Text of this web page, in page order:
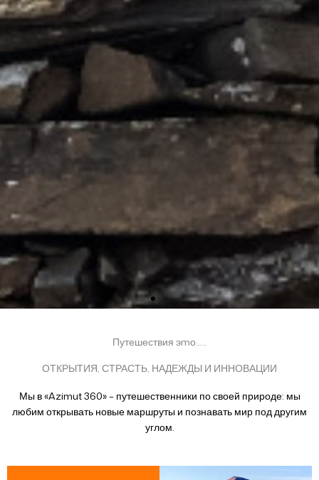
Путешествия эmо.....
ОТКРЫТИЯ, СТРАСТЬ, НАДЕЖДЫ И ИННОВАЦИИ
Мы в «Azimut 360» – путешественники по своей природе: мы
любим открывать новые маршруты и познавать мир под другим
углом.